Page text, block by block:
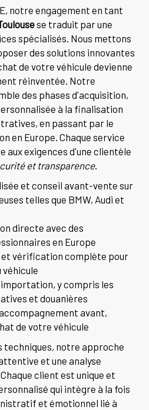
notre engagement en tant
se traduit par une
spécialisés. Nous mettons
des solutions innovantes
de votre véhicule devienne
réinventée. Notre
des phases d'acquisition,
à la finalisation
en passant par le
en Europe. Chaque service
aux exigences d'une clientèle
et transparence.
et conseil avant-vente sur
telles que BMW, Audi et
directe avec des
en Europe
vérification complète pour
y compris les
et douanières
avant,
de votre véhicule
techniques, notre approche
et une analyse
client est unique et
qui intègre à la fois
et émotionnel lié à